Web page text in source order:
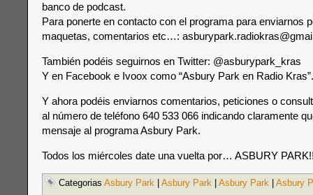
banco de podcast.
Para ponerte en contacto con el programa para enviarnos
maquetas, comentarios etc…:
También podéis seguirnos en Twitter: @asburypark_kras
Y en Facebook e Ivoox como “Asbury Park en Radio Kras”.
Y ahora podéis enviarnos comentarios, peticiones o
al número de teléfono 640 533 066 indicando claramente
mensaje al programa Asbury Park.
Todos los miércoles date una vuelta por… ASBURY
Categorias Asbury Park Asbury Park Asbury Park
Asbury